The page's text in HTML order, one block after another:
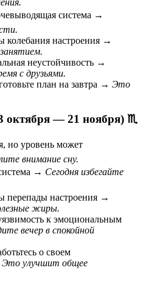
система →
колебания настроения →
неустойчивость →
с друзьями.
план на завтра → Это
октября — 21 ноября) ♏
но уровень может
внимание сну.
→ Сегодня избегайте
перепады настроения →
жиры.
к эмоциональным
вечер в спокойной
о своем
Это улучшит общее